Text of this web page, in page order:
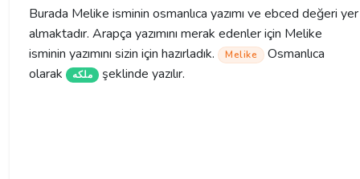
Burada Melike isminin osmanlıca yazımı ve ebced değeri yer
almaktadır. Arapça yazımını merak edenler için Melike
isminin yazımını sizin için hazırladık.
Melike
Osmanlıca
olarak
ملكه şeklinde yazılır.